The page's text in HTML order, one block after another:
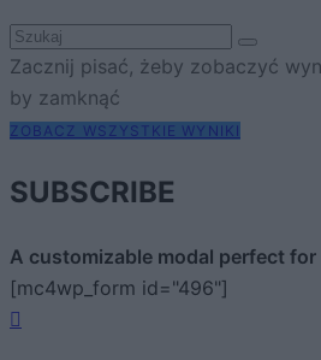
Zacznij pisać, żeby zobaczyć
by zamknąć
ZOBACZ WSZYSTKIE WYNIKI
SUBSCRIBE
A customizable modal perfect
[mc4wp_form id="496"]